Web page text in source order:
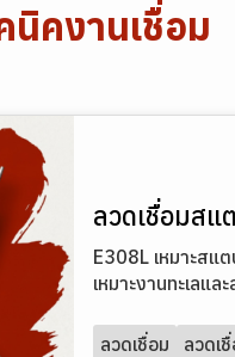
นิคงานเชื่อม
ลวดเชื่อมสแ
E308L เหมาะสแ
เหมาะงานทะเลแ
ลวดเชื่อม ลวดเ